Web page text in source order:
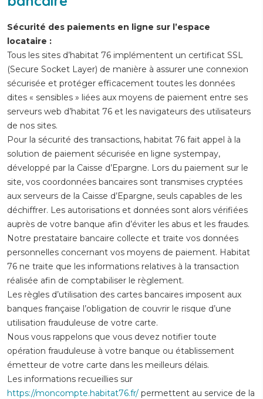
Sécurité des paiements en ligne sur l’espace
locataire :
Tous les sites d’habitat 76 implémentent un certificat SSL
(Secure Socket Layer) de manière à assurer une connexion
sécurisée et protéger efficacement toutes les données
dites « sensibles » liées aux moyens de paiement entre ses
serveurs web d’habitat 76 et les navigateurs des utilisateurs
de nos sites.
Pour la sécurité des transactions, habitat 76 fait appel à la
solution de paiement sécurisée en ligne systempay,
développé par la Caisse d’Epargne. Lors du paiement sur le
site, vos coordonnées bancaires sont transmises cryptées
aux serveurs de la Caisse d’Epargne, seuls capables de les
déchiffrer. Les autorisations et données sont alors vérifiées
auprès de votre banque afin d’éviter les abus et les fraudes.
Notre prestataire bancaire collecte et traite vos données
personnelles concernant vos moyens de paiement. Habitat
76 ne traite que les informations relatives à la transaction
réalisée afin de comptabiliser le règlement.
Les règles d’utilisation des cartes bancaires imposent aux
banques française l’obligation de couvrir le risque d’une
utilisation frauduleuse de votre carte.
Nous vous rappelons que vous devez notifier toute
opération frauduleuse à votre banque ou établissement
émetteur de votre carte dans les meilleurs délais.
Les informations recueillies sur
https://moncompte.habitat76.fr/ permettent au service de la